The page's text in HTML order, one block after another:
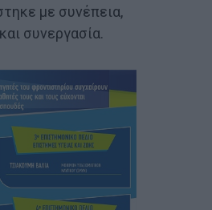
με συνέπεια,
συνεργασία.